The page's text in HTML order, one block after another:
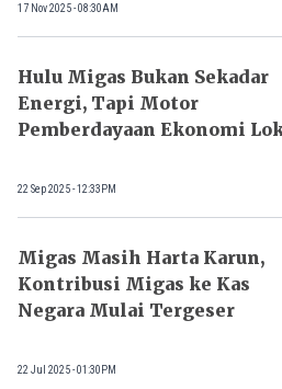
17 Nov 2025 - 08:30AM
Hulu Migas Bukan Sekadar
Energi, Tapi Motor
Pemberdayaan Ekonomi
22 Sep 2025 - 12:33PM
Migas Masih Harta Karun,
Kontribusi Migas ke Kas
Negara Mulai Tergeser
22 Jul 2025 - 01:30PM